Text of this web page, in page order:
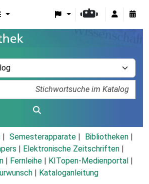
Semesterapparate
Bibliotheken
Elektronische Zeitschriften
Fernleihe KITopen-Medienportal
Kataloganleitung